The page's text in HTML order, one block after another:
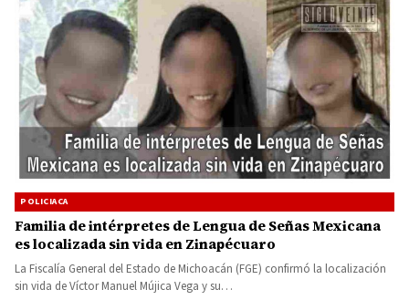
POLICIACA
Familia de intérpretes de Lengua de Señas Mexicana
es localizada sin vida en Zinapécuaro
La Fiscalía General del Estado de Michoacán (FGE) confirmó la localización
sin vida de Víctor Manuel Mújica Vega y su…